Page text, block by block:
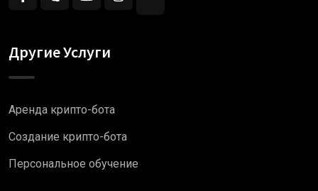
Другие Услуги
Аренда крипто-бота
Создание крипто-бота
Персональное обучение